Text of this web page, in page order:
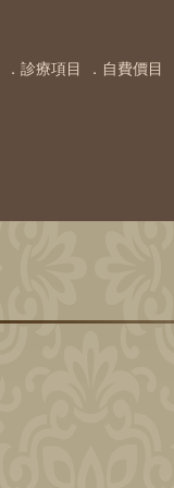
．診療項目 ．自費價目